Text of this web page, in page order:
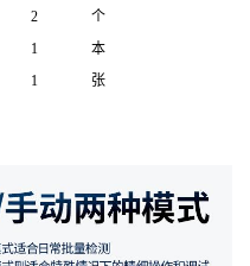
2
个
1
本
1 张